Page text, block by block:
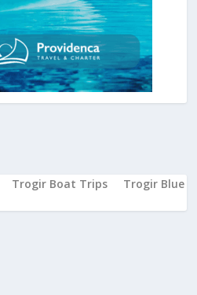
Trogir Boat Trips
Trogir Blue